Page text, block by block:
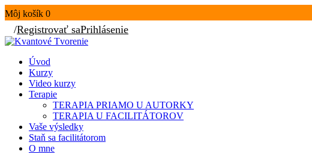
Môj košík 0
/Registrovať saPrihlásenie
Úvod
Kurzy
Video kurzy
Terapie
TERAPIA PRIAMO U AUTORKY
TERAPIA U FACILITÁTOROV
Vaše výsledky
Staň sa facilitátorom
O mne